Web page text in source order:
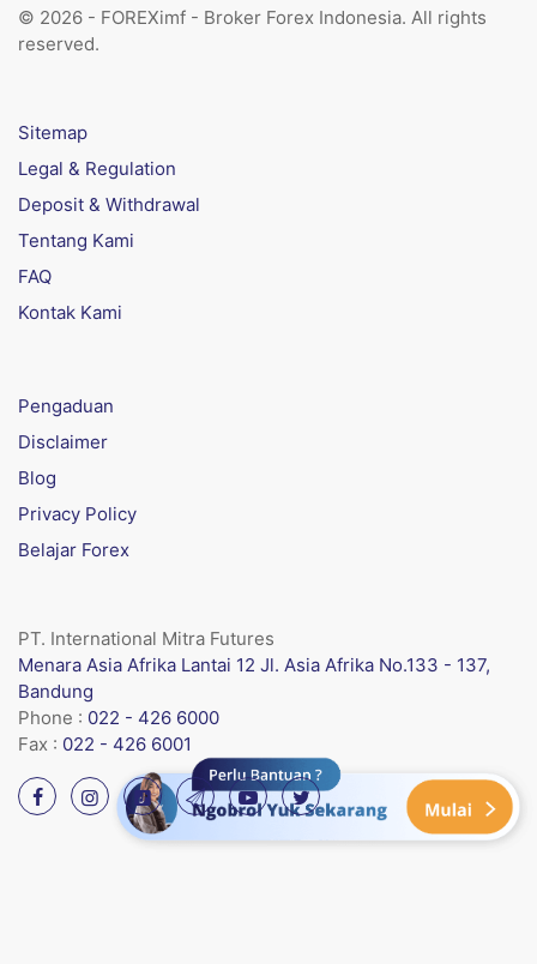
© 2026 - FOREXimf - Broker Forex Indonesia. All rights
reserved.
Sitemap
Legal & Regulation
Deposit & Withdrawal
Tentang Kami
FAQ
Kontak Kami
Pengaduan
Disclaimer
Blog
Privacy Policy
Belajar Forex
PT. International Mitra Futures
Menara Asia Afrika Lantai 12 Jl. Asia Afrika No.133 - 137,
Bandung
Phone : 022 - 426 6000
Fax : 022 - 426 6001